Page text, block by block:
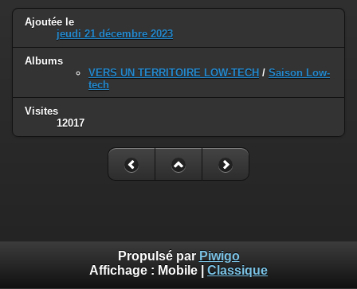
Ajoutée le
jeudi 21 décembre 2023
Albums
VERS UN TERRITOIRE LOW-TECH / Saison Low-
tech
Visites
12017
Propulsé par Piwigo
Affichage : Mobile Classique